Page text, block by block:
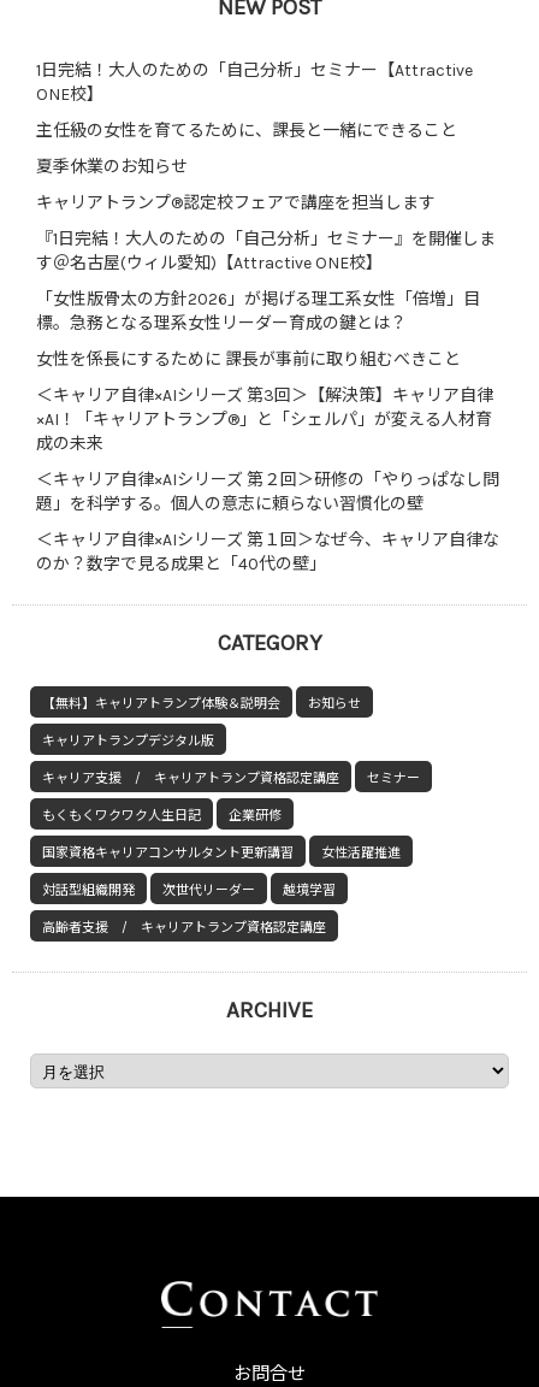
NEW POST
1日完結！大人のための「自己分析」セミナー【Attractive
ONE校】
主任級の女性を育てるために、課長と一緒にできること
夏季休業のお知らせ
キャリアトランプ®認定校フェアで講座を担当します
『1日完結！大人のための「自己分析」セミナー』を開催しま
す＠名古屋(ウィル愛知)【Attractive ONE校】
「女性版骨太の方針2026」が掲げる理工系女性「倍増」目
標。急務となる理系女性リーダー育成の鍵とは？
女性を係長にするために 課長が事前に取り組むべきこと
＜キャリア自律×AIシリーズ 第3回＞【解決策】キャリア自律
×AI！「キャリアトランプ®」と「シェルパ」が変える人材育
成の未来
＜キャリア自律×AIシリーズ 第２回＞研修の「やりっぱなし問
題」を科学する。個人の意志に頼らない習慣化の壁
＜キャリア自律×AIシリーズ 第１回＞なぜ今、キャリア自律な
のか？数字で見る成果と「40代の壁」
CATEGORY
【無料】キャリアトランプ体験＆説明会 お知らせ
キャリアトランプデジタル版
キャリア支援 / キャリアトランプ資格認定講座 セミナー
もくもくワクワク人生日記 企業研修
国家資格キャリアコンサルタント更新講習 女性活躍推進
対話型組織開発 次世代リーダー 越境学習
高齢者支援 / キャリアトランプ資格認定講座
ARCHIVE
お問合せ